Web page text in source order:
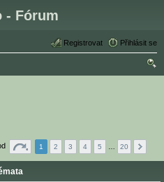
- Fórum
Přihlásit se
Registrovat
1 2 3 4 5 20